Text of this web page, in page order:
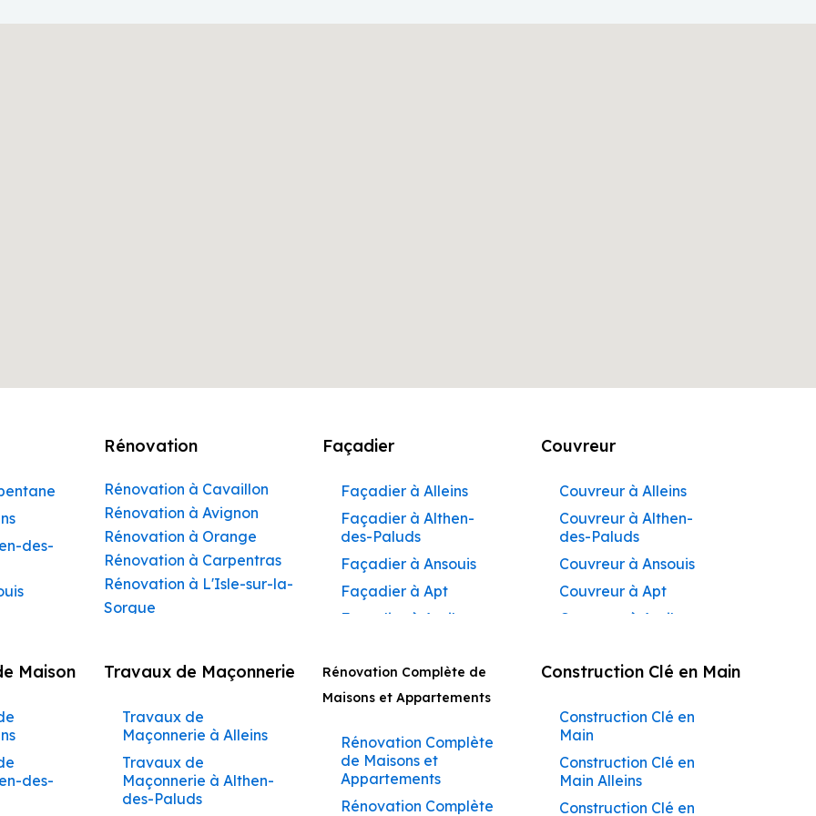
des-
Rénovation
Rénovation à Cavaillon
Rénovation à Avignon
Rénovation à Orange
Rénovation à Carpentras
Rénovation à L'Isle-sur-la-
Sorgue
Rénovation à Sorgues
Rénovation à Vaison-la-
Romaine
Rénovation à Bollène
Rénovation à Monteux
Façadier
Façadier à Alleins
Façadier à Althen-
des-Paluds
Façadier à Ansouis
Façadier à Apt
Façadier à Auribeau
Façadier à
AvignonFaçadier à
Barbentane
Façadier à
Beaumettes
Façadier à Beaumont-
Couvreur
Couvreur à Alleins
Couvreur à Althen-
des-Paluds
Couvreur à Ansouis
Couvreur à Apt
Couvreur à Auribeau
Couvreur à Avignon
Barbentane
Couvreur à
Beaumettes
Couvreur à Beaumont-
de-Pertuis
Maison
des-
Travaux de Maçonnerie
Travaux de
Maçonnerie à Alleins
Travaux de
Maçonnerie à Althen-
des-Paluds
Rénovation Complète de
Maisons et Appartements
Rénovation Complète
de Maisons et
Appartements
Rénovation Complète
Construction Clé en Main
Construction Clé en
Main
Construction Clé en
Main Alleins
Construction Clé en